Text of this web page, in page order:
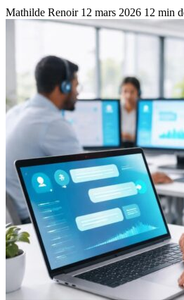
Mathilde Renoir 12 mars 2026 12 min